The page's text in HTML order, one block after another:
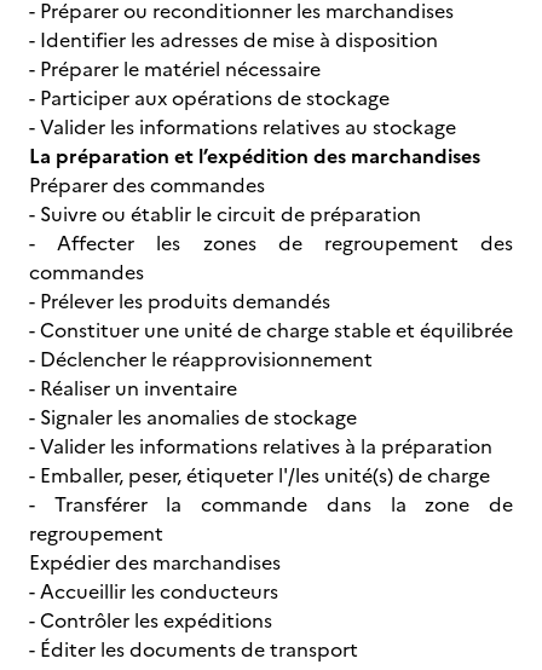
- Préparer ou reconditionner les marchandises
- Identifier les adresses de mise à disposition
- Préparer le matériel nécessaire
- Participer aux opérations de stockage
- Valider les informations relatives au stockage
La préparation et l’expédition des marchandises
Préparer des commandes
- Suivre ou établir le circuit de préparation
- Affecter les zones de regroupement des
commandes
- Prélever les produits demandés
- Constituer une unité de charge stable et équilibrée
- Déclencher le réapprovisionnement
- Réaliser un inventaire
- Signaler les anomalies de stockage
- Valider les informations relatives à la préparation
- Emballer, peser, étiqueter l'/les unité(s) de charge
- Transférer la commande dans la zone de
regroupement
Expédier des marchandises
- Accueillir les conducteurs
- Contrôler les expéditions
- Éditer les documents de transport